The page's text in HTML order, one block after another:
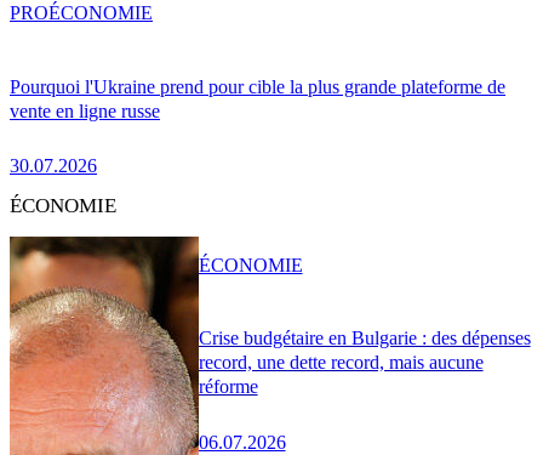
Pourquoi l'Ukraine prend pour cible la plus grande plateforme de
vente en ligne russe
30.07.2026
PROÉCONOMIE
ÉCONOMIE
Crise budgétaire en Bulgarie : des dépenses
record, une dette record, mais aucune
réforme
06.07.2026
ÉCONOMIE